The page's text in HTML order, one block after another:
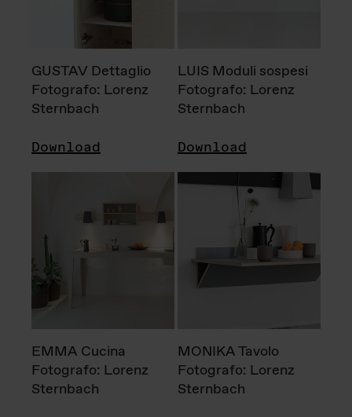
GUSTAV Dettaglio
Fotografo: Lorenz
Sternbach
Download
LUIS Moduli sospesi
Fotografo: Lorenz
Sternbach
Download
EMMA Cucina
Fotografo: Lorenz
Sternbach
MONIKA Tavolo
Fotografo: Lorenz
Sternbach